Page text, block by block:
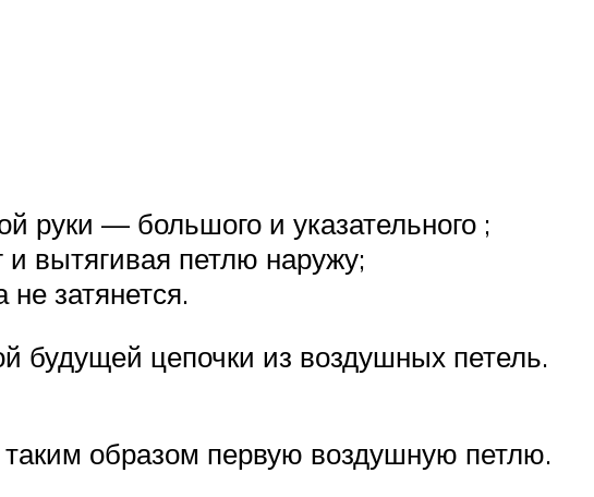
руки — большого и указательного ;
вытягивая петлю наружу;
затянется.
будущей цепочки из воздушных петель.
таким образом первую воздушную петлю.